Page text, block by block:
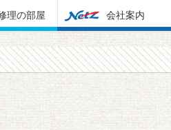
理の部屋 会社案内